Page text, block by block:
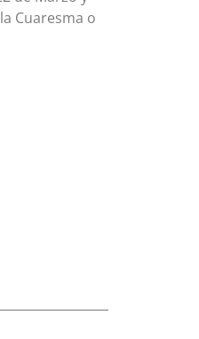
Cuaresma o